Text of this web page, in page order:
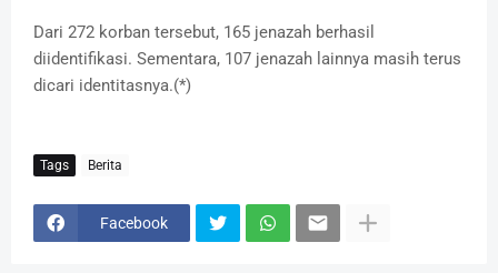
Dari 272 korban tersebut, 165 jenazah berhasil
diidentifikasi. Sementara, 107 jenazah lainnya masih terus
dicari identitasnya.(*)
Tags Berita
Facebook